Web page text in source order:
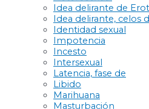
Idea delirante de
Idea delirante, celos
Identidad sexual
Impotencia
Incesto
Intersexual
Latencia, fase de
Libido
Marihuana
Masturbación